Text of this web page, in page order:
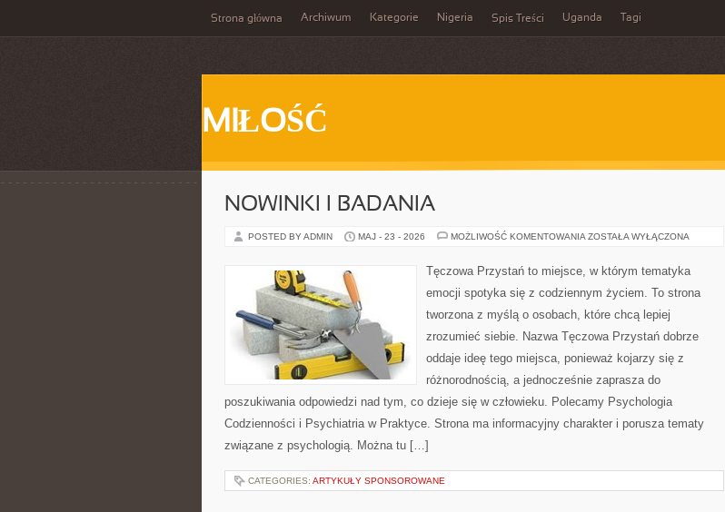
Strona główna Archiwum Kategorie Nigeria Spis Treści Uganda Tagi
MIŁOŚĆ
NOWINKI I BADANIA
POSTED BY ADMIN MAJ - 23 - 2026 MOŻLIWOŚĆ KOMENTOWANIA NOWINKI
ZOSTAŁA WYŁĄCZONA
Tęczowa Przystań to miejsce, w którym tematyka
emocji spotyka się z codziennym życiem. To strona
tworzona z myślą o osobach, które chcą lepiej
zrozumieć siebie. Nazwa Tęczowa Przystań dobrze
oddaje ideę tego miejsca, ponieważ kojarzy się z
różnorodnością, a jednocześnie zaprasza do
poszukiwania odpowiedzi nad tym, co dzieje się w człowieku. Polecamy Psychologia
Codzienności i Psychiatria w Praktyce. Strona ma informacyjny charakter i porusza tematy
związane z psychologią. Można tu […]
CATEGORIES: ARTYKUŁY SPONSOROWANE